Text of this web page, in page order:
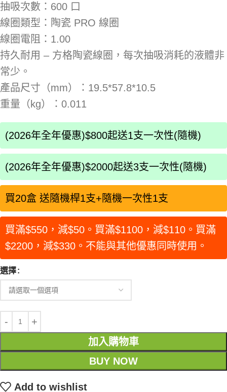
抽吸次數：600 口
線圈類型：陶瓷 PRO 線圈
線圈電阻：1.00
持久耐用 – 方格陶瓷線圈，每次抽吸消耗的液體非
常少。
產品尺寸（mm）：19.5*57.8*10.5
重量（kg）：0.011
(2026年全年優惠)$800起送1支一次性(隨機)
(2026年全年優惠)$2000起送3支一次性(隨機)
買20盒 送隨機桿1支+隨機一次性1支
買滿$550，減$50。買滿$1100，減$110。買滿
$2200，減$330。不能與其他優惠同時使用。
選擇
加入購物車
BUY NOW
Add to wishlist